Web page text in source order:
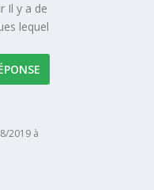
Il y a de
lequel
2019 à